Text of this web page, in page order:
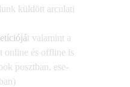
kül­dött arcu­la­ti
t vala­mint a
online és off­line is
poszt­ban, ese­